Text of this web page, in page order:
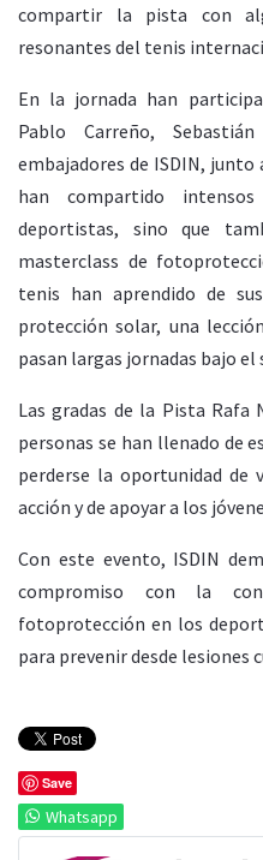
compartir la pista con
resonantes del tenis
En la jornada han
Pablo Carreño,
embajadores de ISDIN,
han compartido
deportistas, sino que
masterclass de
tenis han aprendido de
protección solar, una
pasan largas jornadas bajo el
Las gradas de la Pista Rafa
personas se han llenado de
perderse la oportunidad
acción y de apoyar a los
Con este evento, ISDIN
compromiso con la
fotoprotección en los
para prevenir desde lesiones
Save
Whatsapp